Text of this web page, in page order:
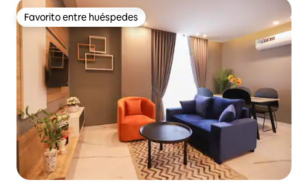
Favorito entre huéspedes
Favorito entre huéspedes